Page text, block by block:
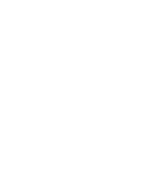
i dům
s oblastním ředitelem OVB Tomášem
před více než 8 lety.
rekonstrukce koupelen, na kterou
úvěr. Ale Tomáš Jakubík se jako správný
podíval na kompletní finanční portfolio.